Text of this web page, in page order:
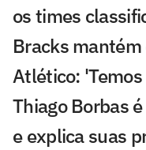
os times
Bracks
Atlético:
Thiago Borbas
e explica suas